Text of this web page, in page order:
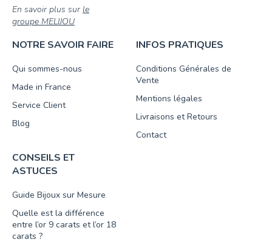
En savoir plus sur le
groupe MELIJOU
NOTRE SAVOIR FAIRE
Qui sommes-nous
Made in France
Service Client
Blog
INFOS PRATIQUES
Conditions Générales de
Vente
Mentions légales
Livraisons et Retours
Contact
CONSEILS ET
ASTUCES
Guide Bijoux sur Mesure
Quelle est la différence
entre l’or 9 carats et l’or 18
carats ?